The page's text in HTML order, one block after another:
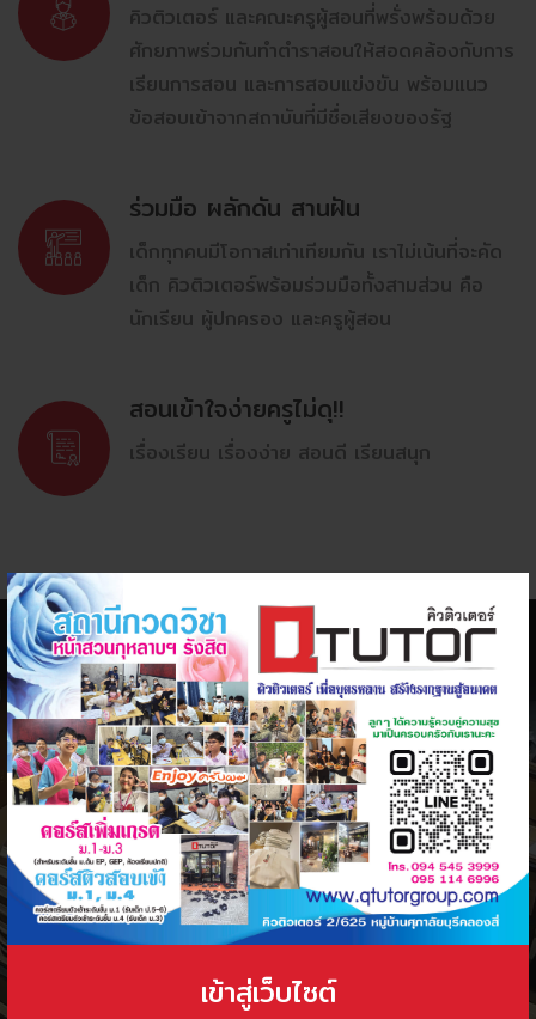
เข้าสู่เว็บไซต์
คิวติวเตอร์ และคณะครูผู้สอนที่พรั่งพร้อมด้วย
ศักยภาพร่วมกันทำตำราสอนให้สอดคล้องกับการ
เรียนการสอน และการสอบแข่งขัน พร้อมแนว
ข้อสอบเข้าจากสถาบันที่มีชื่อเสียงของรัฐ
ร่วมมือ ผลักดัน สานฝัน
เด็กทุกคนมีโอกาสเท่าเทียมกัน เราไม่เน้นที่จะคัด
เด็ก คิวติวเตอร์พร้อมร่วมมือทั้งสามส่วน คือ
นักเรียน ผู้ปกครอง และครูผู้สอน
สอนเข้าใจง่ายครูไม่ดุ!!
เรื่องเรียน เรื่องง่าย สอนดี เรียนสนุก
ติวเตอร์ของเรามีความเป็น
มืออาชีพ และมีความพร้อมใน
การพัฒนา ศักยภาพของลูก
ศิษย์ทุกคน